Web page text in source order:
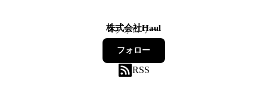
株式会社Haul
4フォロワー
フォロー
RSS